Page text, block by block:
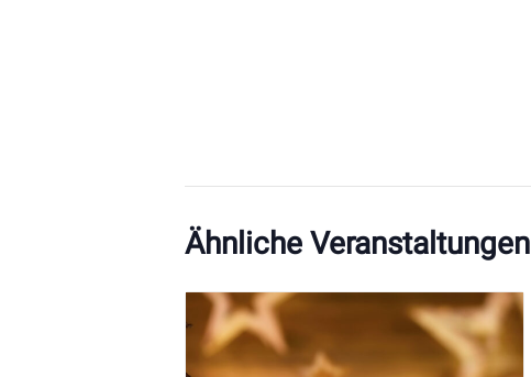
Ähnliche Veranstaltungen